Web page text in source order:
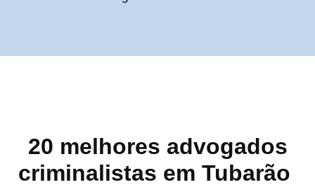
20 melhores advogados
criminalistas em Tubarão